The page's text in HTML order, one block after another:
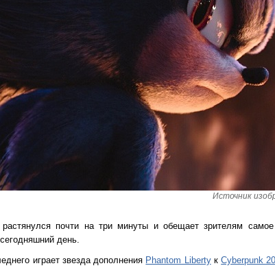
Источник
растянулся почти на три минуты и обещает зрителям самое
день.
играет звезда дополнения Phantom LibertyкCyberpunk